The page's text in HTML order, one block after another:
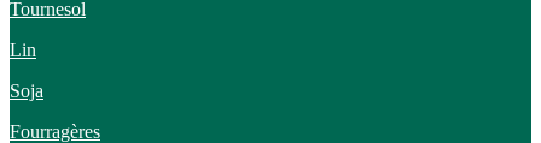
Tournesol
Lin
Soja
Fourragères